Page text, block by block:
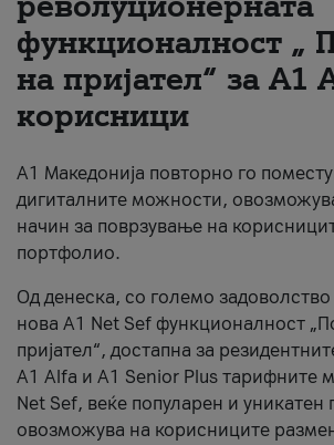
За нас
#ПодобарОнлајн
функционалност „
на пријател“ за А1
корисници
А1 Македонија повторно го
дигиталните можности,
начин за поврзување на
портфолио.
Од денеска, со големо
нова A1 Net Sef функционалност
пријател“, достапна за
А1 Alfa и A1 Senior Plus тарифните
Net Sef, веќе популарен и уникатен
овозможува на корисниците